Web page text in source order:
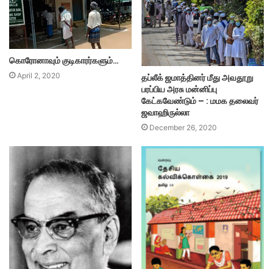
கொரோனாவும் குடிகாரர்களும்…
April 2, 2020
தப்லீக் ஜமாத்தினர் மீது அவதூறு
பரப்பிய அரசு மன்னிப்பு
கேட்கவேண்டும் – : மமக தலைவர்
ஜவாஹிருல்லா
December 26, 2020